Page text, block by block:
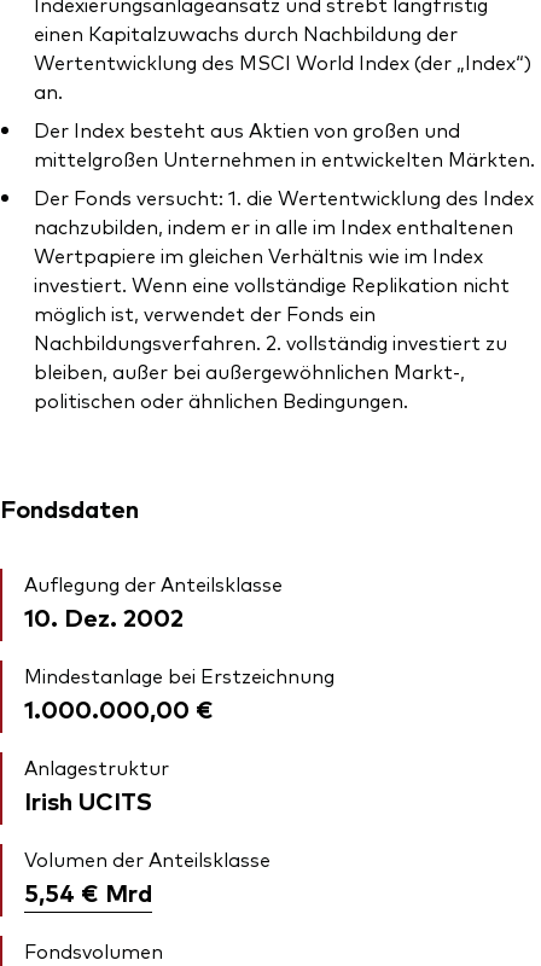
Ressourcen
Marktvolatilität
Research
Anbieterliste
Vanguard Modellportfolios
einen Kapitalzuwachs durch Nachbildung der
Wertentwicklung des MSCI World Index (der „Index“)
an.
Der Index besteht aus Aktien von großen und
mittelgroßen Unternehmen in entwickelten Märkten.
Der Fonds versucht: 1. die Wertentwicklung des Index
nachzubilden, indem er in alle im Index enthaltenen
Wertpapiere im gleichen Verhältnis wie im Index
investiert. Wenn eine vollständige Replikation nicht
möglich ist, verwendet der Fonds ein
Nachbildungsverfahren. 2. vollständig investiert zu
bleiben, außer bei außergewöhnlichen Markt-,
politischen oder ähnlichen Bedingungen.
Fondsdaten
Auflegung der Anteilsklasse
10. Dez. 2002
Mindestanlage bei Erstzeichnung
1.000.000,00 €
Anlagestruktur
Irish UCITS
Volumen der Anteilsklasse
5,54 € Mrd
Fondsvolumen